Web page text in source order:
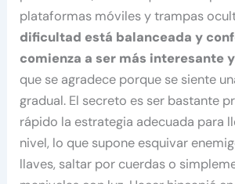
plataformas móviles y trampas
dificultad está balanceada y
comienza a ser más interesante
que se agradece porque se siente
gradual. El secreto es ser bastante
rápido la estrategia adecuada para
nivel, lo que supone esquivar
llaves, saltar por cuerdas o